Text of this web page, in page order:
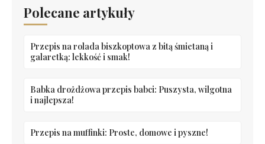
Polecane artykuły
Przepis na rolada biszkoptowa z bitą śmietaną i
galaretką: lekkość i smak!
Babka drożdżowa przepis babci: Puszysta, wilgotna
i najlepsza!
Przepis na muffinki: Proste, domowe i pyszne!